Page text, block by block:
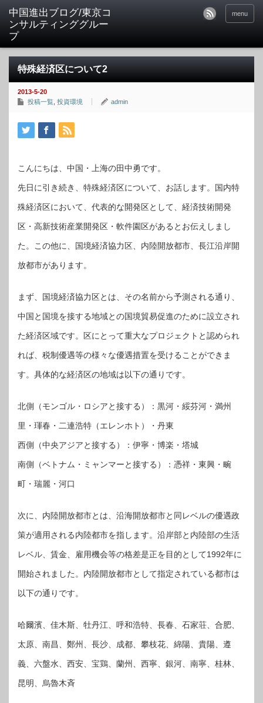
中国進出ブログ/東京コ
ンサルティンググルー
プ
menu
特殊経済区について2
2013-5-20
投稿一覧 投資環境 admin
こんにちは、中国・上海の田中勇です。
先日に引き続き、特殊経済区について、お話します。国内特
殊経済区において、代表的な開発区として、経済技術開発
区・高新技術産業開発区・軟件園区があるとお伝えしまし
た。この他に、国境経済協力区、内陸開放都市、長江沿岸開
放都市があります。
まず、国境経済協力区とは、その名前から予測される通り、
中国と国境を接する地域との国境貿易促進のために設立され
た経済区域です。区にとって重大なプロジェクトと認められ
れば、税制優遇等の様々な優遇措置を受けることができま
す。具体的な経済区の地域は以下の通りです。
北側（モンゴル・ロシアと接する）：黒河・綏芬河・満州
里・琿春・二連浩特（エレンホト）・丹東
西側（中央アジアと接する）：伊寧・博楽・塔城
南側（ベトナム・ミャンマーと接する）：憑祥・東興・畹
町・瑞麗・河口
次に、内陸開放都市とは、沿海開放都市と同レベルの優遇政
策が適用される内陸都市を指します。沿岸部と内陸部の生活
レベル、賃金、雇用機会等の格差是正を目的として1992年に
開始されました。内陸開放都市として指定されている都市は
以下の通りです。
哈爾濱、佳木斯、牡丹江、呼和浩特、長春、石家荘、合肥、
太原、南昌、鄭州、長沙、成都、攀枝花、綿陽、貴陽、遵
義、六盤水、西安、宝鶏、蘭州、西寧、銀河、南寧、桂林、
昆明、烏魯木斉